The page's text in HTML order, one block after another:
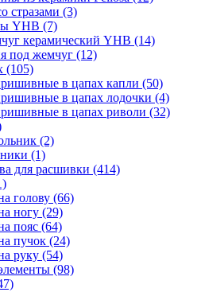
стразами (3)
YHB (7)
керамический YHB (14)
под жемчуг (12)
(105)
в цапах капли (50)
в цапах лодочки (4)
в цапах риволи (32)
(2)
(1)
для расшивки (414)
голову (66)
ногу (29)
пояс (64)
пучок (24)
руку (54)
(98)